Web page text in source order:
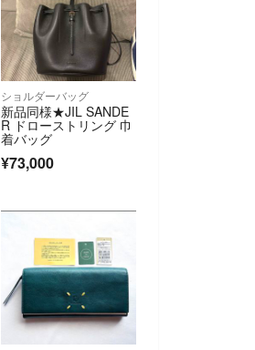
ショルダーバッグ
新品同様★JIL SANDE
R ドローストリング 巾
着バッグ
¥73,000